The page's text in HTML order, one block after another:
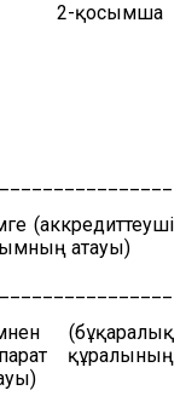
2-қосымша
(аккредиттеуші
атауы)
(бұқаралық
құралының